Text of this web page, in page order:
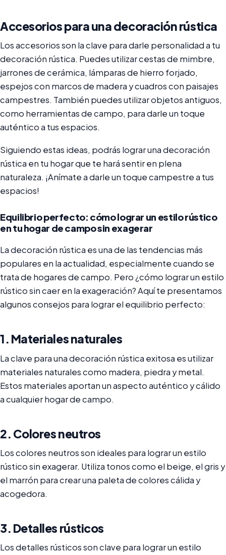
Accesorios para una decoración rústica
Los accesorios son la clave para darle personalidad a tu
decoración rústica. Puedes utilizar cestas de mimbre,
jarrones de cerámica, lámparas de hierro forjado,
espejos con marcos de madera y cuadros con paisajes
campestres. También puedes utilizar objetos antiguos,
como herramientas de campo, para darle un toque
auténtico a tus espacios.
Siguiendo estas ideas, podrás lograr una decoración
rústica en tu hogar que te hará sentir en plena
naturaleza. ¡Anímate a darle un toque campestre a tus
espacios!
Equilibrio perfecto: cómo lograr un estilo rústico
en tu hogar de campo sin exagerar
La decoración rústica es una de las tendencias más
populares en la actualidad, especialmente cuando se
trata de hogares de campo. Pero ¿cómo lograr un estilo
rústico sin caer en la exageración? Aquí te presentamos
algunos consejos para lograr el equilibrio perfecto:
1. Materiales naturales
La clave para una decoración rústica exitosa es utilizar
materiales naturales como madera, piedra y metal.
Estos materiales aportan un aspecto auténtico y cálido
a cualquier hogar de campo.
2. Colores neutros
Los colores neutros son ideales para lograr un estilo
rústico sin exagerar. Utiliza tonos como el beige, el gris y
el marrón para crear una paleta de colores cálida y
acogedora.
3. Detalles rústicos
Los detalles rústicos son clave para lograr un estilo